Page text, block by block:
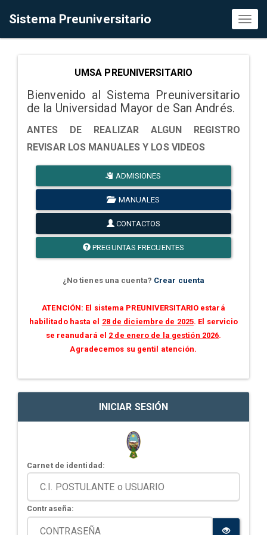
Sistema Preuniversitario
UMSA PREUNIVERSITARIO
Bienvenido al Sistema Preuniversitario
de la Universidad Mayor de San Andrés.
ANTES DE REALIZAR ALGUN REGISTRO
REVISAR LOS MANUALES Y LOS VIDEOS
ADMISIONES
MANUALES
CONTACTOS
PREGUNTAS FRECUENTES
¿No tienes una cuenta? Crear cuenta
ATENCIÓN: El sistema PREUNIVERSITARIO estará
habilitado hasta el 28 de diciembre de 2025. El servicio
se reanudará el 2 de enero de la gestión 2026.
Agradecemos su gentil atención.
INICIAR SESIÓN
Carnet de identidad:
Contraseña: